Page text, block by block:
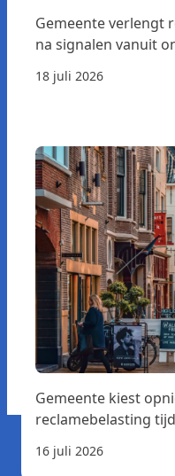
Gemeente verlengt
na signalen vanuit
18 juli 2026
Gemeente kiest
reclamebelasting
16 juli 2026